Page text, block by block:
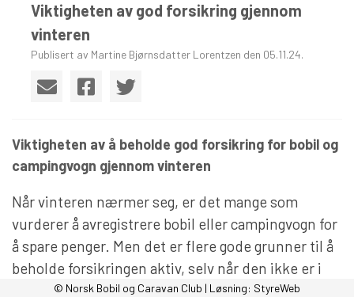
Viktigheten av god forsikring gjennom
vinteren
Publisert av Martine Bjørnsdatter Lorentzen den 05.11.24.
Viktigheten av å beholde god forsikring for bobil og
campingvogn gjennom vinteren
Når vinteren nærmer seg, er det mange som
vurderer å avregistrere bobil eller campingvogn for
å spare penger. Men det er flere gode grunner til å
beholde forsikringen aktiv, selv når den ikke er i
bruk, sier produktsjef Øyvind Stople i Tryg
© Norsk Bobil og Caravan Club | Løsning: StyreWeb